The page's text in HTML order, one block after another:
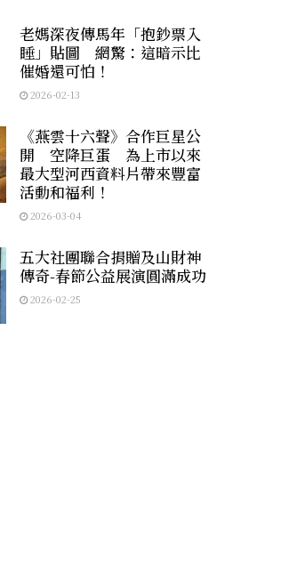
老媽深夜傳馬年「抱鈔票入
睡」貼圖 網驚：這暗示比
催婚還可怕！
2026-02-13
《燕雲十六聲》合作巨星公
開 空降巨蛋 為上市以來
最大型河西資料片帶來豐富
活動和福利！
2026-03-04
五大社團聯合捐贈及山財神
傳奇-春節公益展演圓滿成功
2026-02-25